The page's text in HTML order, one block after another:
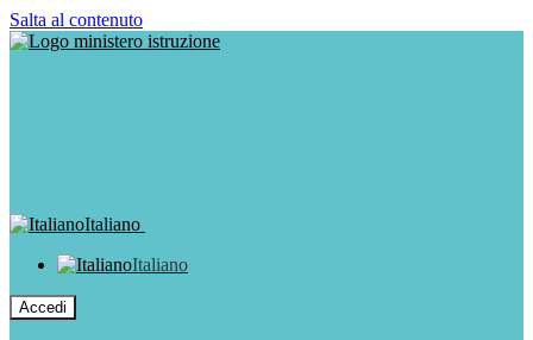
Salta al contenuto
Italiano
Italiano
Accedi